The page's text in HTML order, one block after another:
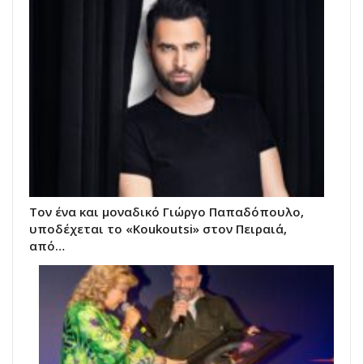
Τον ένα και μοναδικό Γιώργο Παπαδόπουλο,
υποδέχεται το «Koukoutsi» στον Πειραιά,
από…